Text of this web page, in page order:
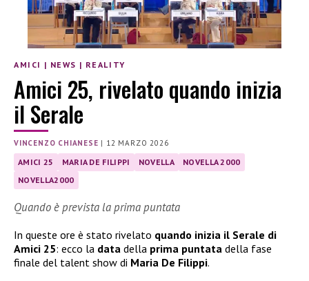
AMICI | NEWS | REALITY
Amici 25, rivelato quando inizia
il Serale
VINCENZO CHIANESE | 12 MARZO 2026
AMICI 25 MARIA DE FILIPPI NOVELLA
NOVELLA 2000
NOVELLA2000
Quando è prevista la prima puntata
In queste ore è stato rivelato quando inizia il Serale di
Amici 25: ecco la data della prima puntata della fase
finale del talent show di Maria De Filippi.